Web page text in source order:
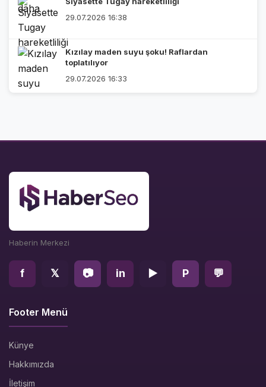
29.07.2026 16:38
Kızılay maden suyu şoku! Raflardan
toplatılıyor
29.07.2026 16:33
Haberin Merkezi
f 𝕏 📷 in ▶ P 💬
Footer Menü
Künye
Hakkımızda
İletişim